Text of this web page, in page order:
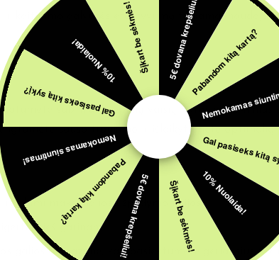
kaitinimo galvutės efektyvumą tinkamai
subtilias tropinių vaisių natas ir
sauso traukimo ir išlaikytumėte optimalią
maksimalios užpildymo linijos.
prieš garinant.
galios diapazone, kad pasiektumėte geriausius
5€ dovana krepšeliui!Pabandom kitą kartą?
Nemokamas
Gal pasiseks kitą
10% Nuolaida!
Šįkart be sėkmės!
5€ dovana krepšeliui!
Pabandom kitą kartą?
Nemokamas siuntimas!
Gal pasiseks kitą sykį?
10% Nuolaida!Šįkart be sėkmės!